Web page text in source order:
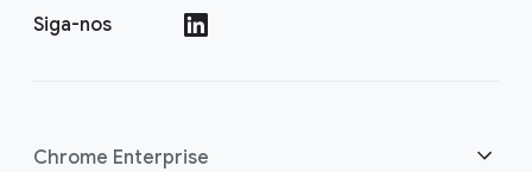
Siga-nos
Chrome Enterprise